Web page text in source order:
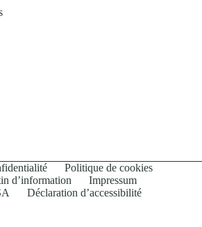
Politique de cookies
d’information
Impressum
Déclaration d’accessibilité